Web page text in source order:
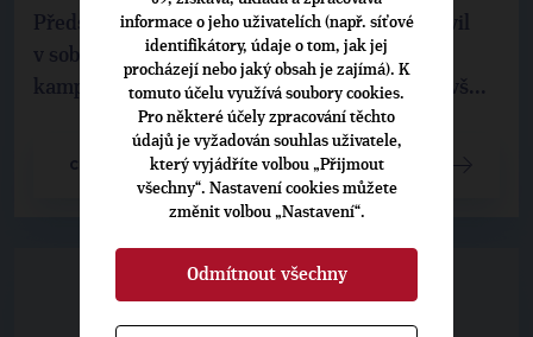
Předseda TOP 09 Karel Schwarzenberg navštívil
v sobotu 4. října Plzeň. V rámci předvolební
kampaně jej čekalo svezení na cyklobaru a návš...
CELÝ ČLÁNEK
informace o jeho uživatelích (např. síťové
identifikátory, údaje o tom, jak jej
procházejí nebo jaký obsah je zajímá). K
tomuto účelu využívá soubory cookies.
Pro některé účely zpracování těchto
údajů je vyžadován souhlas uživatele,
který vyjádříte volbou „Přijmout
všechny“. Nastavení cookies můžete
změnit volbou „Nastavení“.
Odmítnout všechny